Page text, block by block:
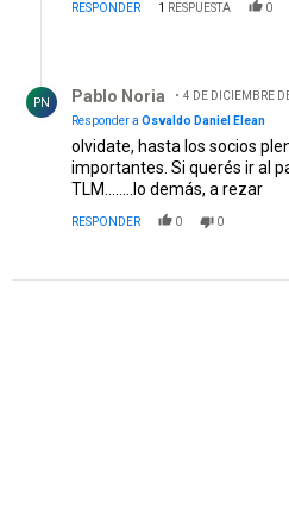
RESPONDER 1 RESPUESTA 0
PN Pablo Noria
4 DE DICIEMBRE
Responder a Osvaldo Daniel Elean
olvidate, hasta los socios
importantes. Si querés ir al
TLM........lo demás, a rezar
RESPONDER 0 0